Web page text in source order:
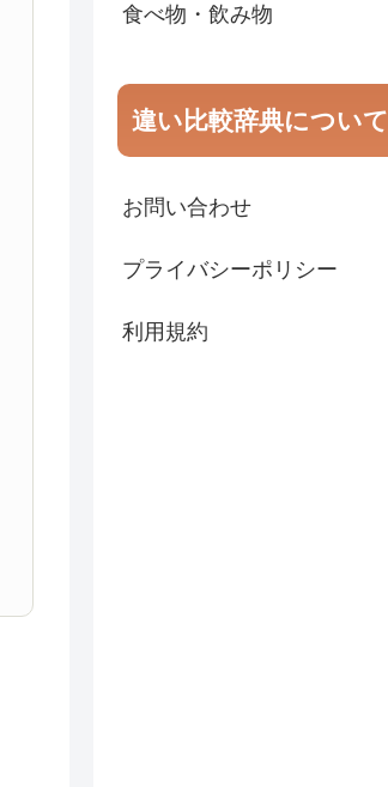
食べ物・飲み物
違い比較辞典について
お問い合わせ
プライバシーポリシー
利用規約